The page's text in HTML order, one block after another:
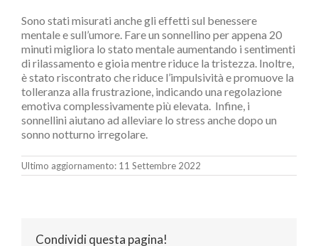
Sono stati misurati anche gli effetti sul benessere
mentale e sull’umore. Fare un sonnellino per appena 20
minuti migliora lo stato mentale aumentando i sentimenti
di rilassamento e gioia mentre riduce la tristezza. Inoltre,
è stato riscontrato che riduce l’impulsività e promuove la
tolleranza alla frustrazione, indicando una regolazione
emotiva complessivamente più elevata. Infine, i
sonnellini aiutano ad alleviare lo stress anche dopo un
sonno notturno irregolare.
Ultimo aggiornamento: 11 Settembre 2022
Condividi questa pagina!